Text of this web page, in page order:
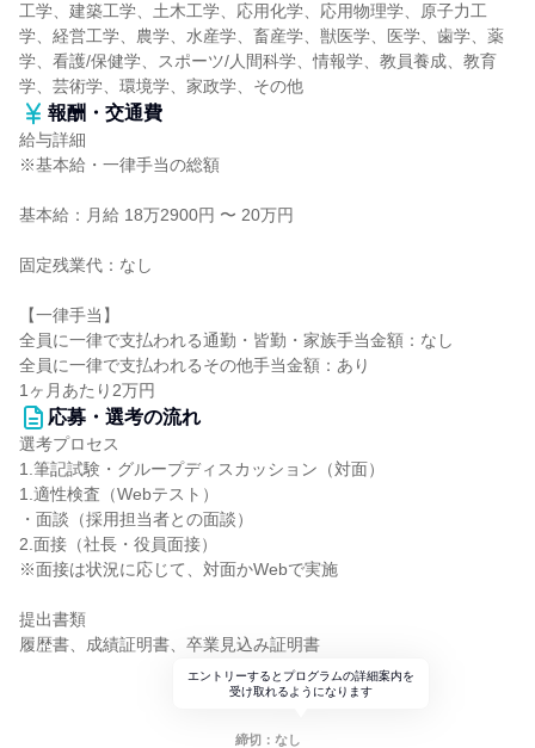
工学、建築工学、土木工学、応用化学、応用物理学、原子力工
学、経営工学、農学、水産学、畜産学、獣医学、医学、歯学、薬
学、看護/保健学、スポーツ/人間科学、情報学、教員養成、教育
学、芸術学、環境学、家政学、その他
報酬・交通費
給与詳細
※基本給・一律手当の総額
基本給：月給 18万2900円 〜 20万円
固定残業代：なし
【一律手当】
全員に一律で支払われる通勤・皆勤・家族手当金額：なし
全員に一律で支払われるその他手当金額：あり
1ヶ月あたり2万円
応募・選考の流れ
選考プロセス
1.筆記試験・グループディスカッション（対面）
1.適性検査（Webテスト）
・面談（採用担当者との面談）
2.面接（社長・役員面接）
※面接は状況に応じて、対面かWebで実施
提出書類
履歴書、成績証明書、卒業見込み証明書
エントリーするとプログラムの詳細案内を
受け取れるようになります
締切：なし